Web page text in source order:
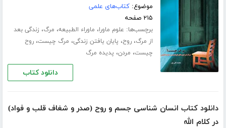
موضوع:کتاب‌های علمی
۲۱۵ صفحه
برچسب‌ها: علوم ماورا، ماوراء الطبیعه، مرگ، زندگی بعد
از مرگ،روح، پایان یافتن زندگی، مرگ چیست،روح
چیست، مردن، پدیده مرگ
دانلود کتاب
دانلود کتاب انسان شناسی جسم و روح (صدر و شغاف قلب و فواد)
در کلام الله